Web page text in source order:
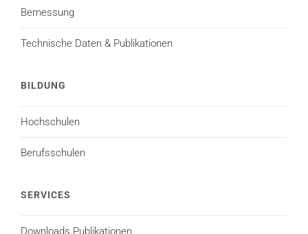
Bemessung
Technische Daten & Publikationen
BILDUNG
Hochschulen
Berufsschulen
SERVICES
Downloads Publikationen